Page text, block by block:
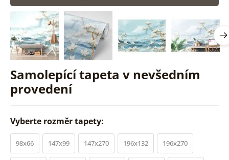
Samolepící tapeta v nevšedním
provedení
Vyberte rozměr tapety:
98x66 147x99 147x270 196x132 196x270